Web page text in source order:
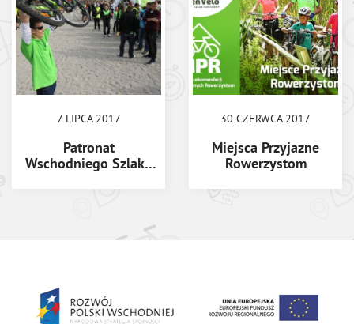
7 LIPCA 2017
Patronat
Wschodniego Szlaku
30 CZERWCA 2017
Miejsca Przyjazne
Rowerzystom